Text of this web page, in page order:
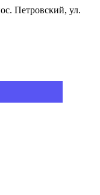
Петровский, ул.